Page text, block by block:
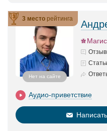
3 место рейтинга
Нет на сайте
Аудио-приветствие